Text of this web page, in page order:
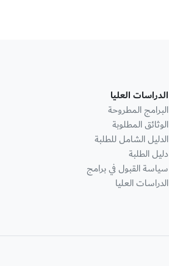
الدراسات العليا
البرامج المطروحة
الوثائق المطلوبة
الدليل الشامل للطلبة
دليل الطلبة
سياسة القبول في برامج
الدراسات العليا